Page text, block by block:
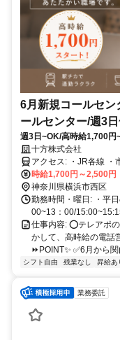
6月新規コールセン
ールセンター/週3
週3日~OK/高時給1,700円
十方株式会社
アクセス: ・
時給1,700円～2,500円
神奈川県横浜市西区
勤務時間・曜日: ・平
00~13：00/
仕事内容: ⭕テレアポ
かして、高時給の電話
⏩POINT✨ ✅6月から
シフト自由 残業なし 昇給あ
業務委託